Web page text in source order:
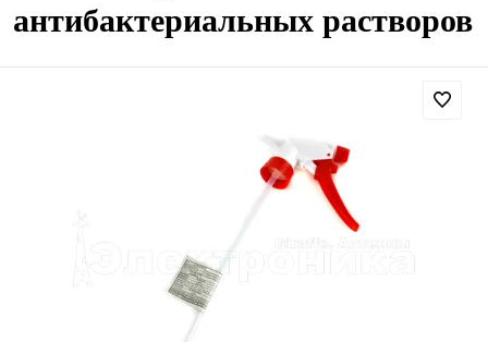
антибактериальных растворов